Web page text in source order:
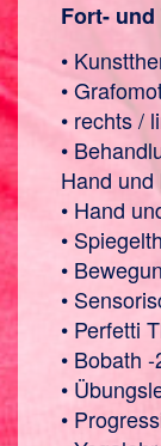
Fort-
•
•
• rechts /
•
Hand
• Hand
•
•
•
• Perfetti
• Bobath
•
•